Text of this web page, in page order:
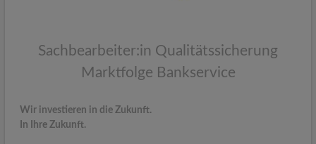
Sachbearbeiter:in Qualitätssicherung
Marktfolge Bankservice
Wir investieren in die Zukunft.
In Ihre Zukunft.